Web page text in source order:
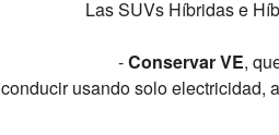
Las SUVs Híbridas e
-Conservar VE,
usando solo